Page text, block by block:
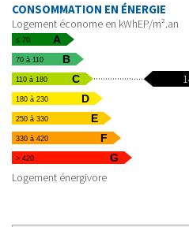
CONSOMMATION EN ÉNERGIE
Logement économe en kWhEP/m².an
≤ 70 A
70 à 110 B
110 à 180 C
180 à 230 D
250 à 330 E
330 à 420 F
> 420 G
Logement énergivore